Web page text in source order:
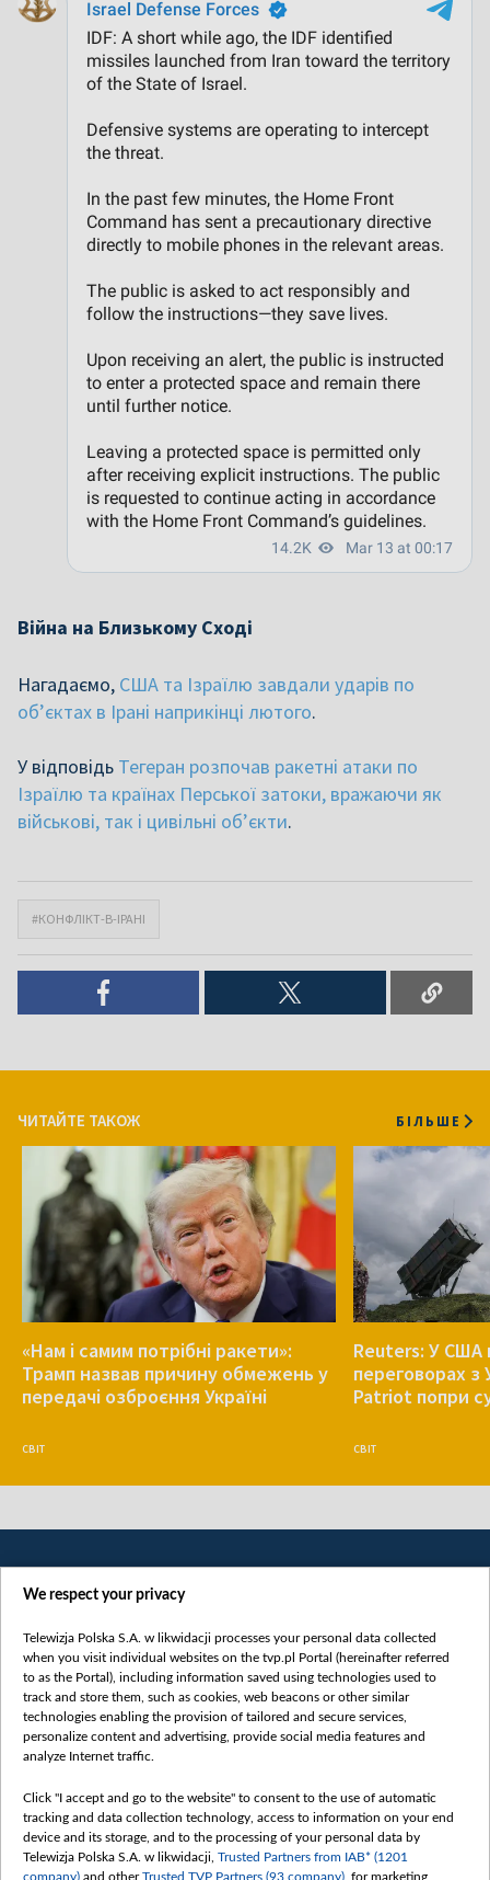
Війна на Близькому Сході
Нагадаємо, США та Ізраїлю завдали ударів по
об’єктах в Ірані наприкінці лютого.
У відповідь Тегеран розпочав ракетні атаки по
Ізраїлю та країнах Перської затоки, вражаючи як
військові, так і цивільні об’єкти.
#КОНФЛІКТ-В-ІРАНІ
ЧИТАЙТЕ ТАКОЖ БІЛЬШЕ
«Нам і самим потрібні ракети»:
Трамп назвав причину обмежень у
передачі озброєння Україні
СВІТ
Reuters: У США
переговорах з
Patriot попри
СВІТ
Категорії
Новини
Докладно
Погляд
Цікаво
We respect your privacy
Telewizja Polska S.A. w likwidacji processes your personal data collected
when you visit individual websites on the tvp.pl Portal (hereinafter referred
to as the Portal), including information saved using technologies used to
track and store them, such as cookies, web beacons or other similar
technologies enabling the provision of tailored and secure services,
personalize content and advertising, provide social media features and
analyze Internet traffic.
Click "I accept and go to the website" to consent to the use of automatic
tracking and data collection technology, access to information on your end
device and its storage, and to the processing of your personal data by
Telewizja Polska S.A. w likwidacji, Trusted Partners from IAB* (1201
company) and otherTrusted TVP Partners (93 company) , for marketing